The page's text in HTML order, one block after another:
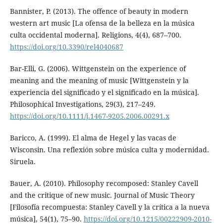
Bannister, P. (2013). The offence of beauty in modern
western art music [La ofensa de la belleza en la música
culta occidental moderna]. Religions, 4(4), 687–700.
https://doi.org/10.3390/rel4040687
Bar-Elli, G. (2006). Wittgenstein on the experience of
meaning and the meaning of music [Wittgenstein y la
experiencia del significado y el significado en la música].
Philosophical Investigations, 29(3), 217–249.
https://doi.org/10.1111/j.1467-9205.2006.00291.x
Baricco, A. (1999). El alma de Hegel y las vacas de
Wisconsin. Una reflexión sobre música culta y modernidad.
Siruela.
Bauer, A. (2010). Philosophy recomposed: Stanley Cavell
and the critique of new music. Journal of Music Theory
[Filosofía recompuesta: Stanley Cavell y la crítica a la nueva
música], 54(1), 75–90. https://doi.org/10.1215/00222909-2010-